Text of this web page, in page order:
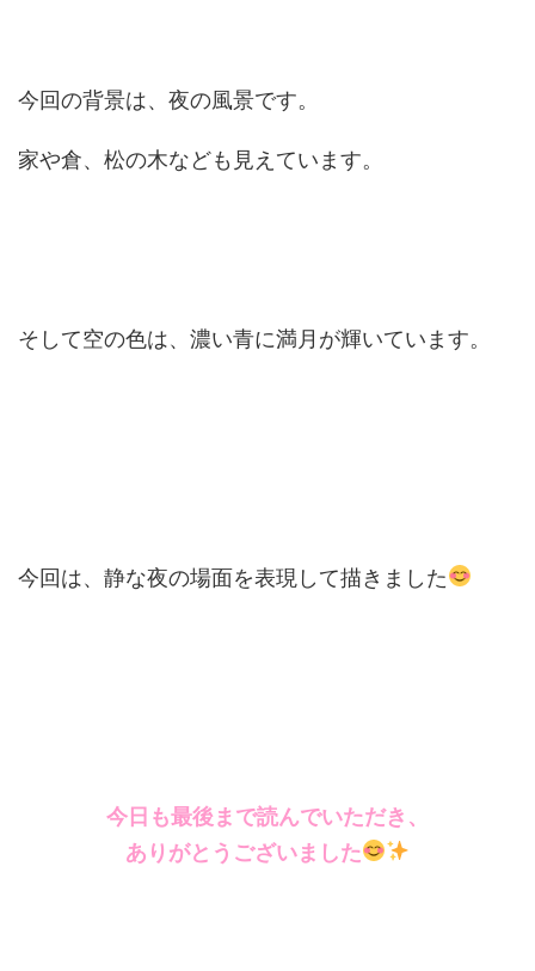
今回の背景は、夜の風景です。
家や倉、松の木なども見えています。
そして空の色は、濃い青に満月が輝いています。
今回は、静な夜の場面を表現して描きました
今日も最後まで読んでいただき、
ありがとうございました